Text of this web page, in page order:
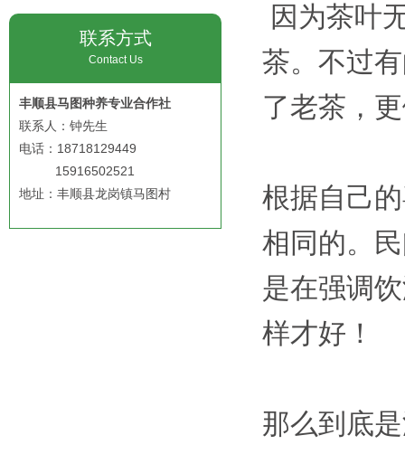
联系方式
Contact Us
丰顺县马图种养专业合作社
联系人：钟先生
电话：18718129449
15916502521
地址：丰顺县龙岗镇马图村
因为茶叶
茶。不过
了老茶，
根据自己
相同的。
是在强调
样才好！
那么到底